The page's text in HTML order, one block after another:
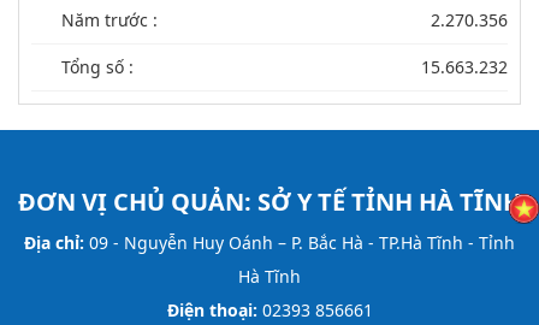
Năm trước : 2.270.356
Tổng số : 15.663.232
ĐƠN VỊ CHỦ QUẢN: SỞ Y TẾ TỈNH HÀ TĨNH
Địa chỉ: 09 - Nguyễn Huy Oánh – P. Bắc Hà - TP.Hà Tĩnh - Tỉnh
Hà Tĩnh
Điện thoại: 02393 856661